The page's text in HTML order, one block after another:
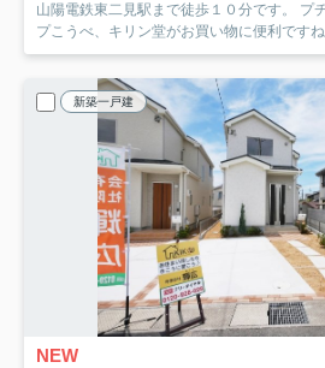
山陽電鉄東二見駅まで徒歩１０分です。 プ
プこうべ、キリン堂がお買い物に便利です
新築一戸建
NEW